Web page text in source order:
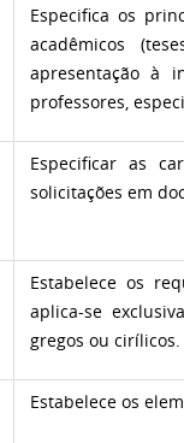
Especifica os
acadêmicos
apresentação à
professores,
Especificar as
solicitações em
Estabelece os
aplica-se
gregos ou cirílicos.
Estabelece os